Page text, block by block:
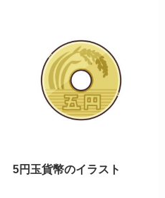
5円玉貨幣のイラスト